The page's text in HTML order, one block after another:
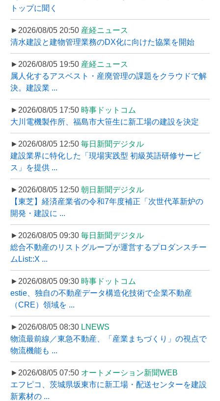
トップに聞く
►2026/08/05 20:50 産経ニュース
清水建設と建物管理業務のDX化に向けた協業を開始
►2026/08/05 19:50 産経ニュース
属人化するアスベスト・産廃管理の課題をクラウドで解
決。建設業 ...
►2026/08/05 17:50 時事ドットコム
大川電機製作所、福島市大笹生に新工場の建設を決定
►2026/08/05 12:50 毎日新聞デジタル
建設業界に特化した「現場実践型 初級英語研修サービ
ス」を提供 ...
►2026/08/05 12:50 朝日新聞デジタル
【東芝】経済産業省の令和7年度補正「次世代革新炉の
開発・建設に ...
►2026/08/05 09:30 毎日新聞デジタル
総合不動産のリストグループが運営するプロダンスチー
ムList::X ...
►2026/08/05 09:30 時事ドットコム
estie、独自の不動産データ構造化技術で企業不動産
（CRE）領域を ...
►2026/08/05 08:30 LNEWS
物流最前線／東急不動産、「産業まちづくり」の視点で
物流機能も ...
►2026/08/05 07:50 オートメーション新聞WEB
エフピコ、茨城県坂東市に新工場・配送センターを建設
新素材の ...